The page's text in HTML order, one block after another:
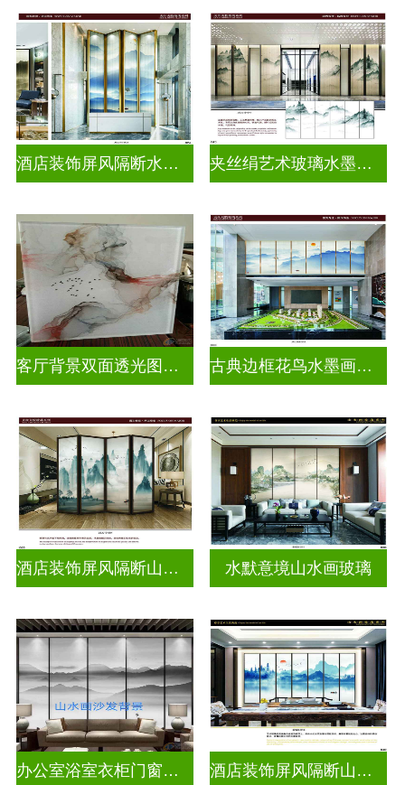
酒店装饰屏风隔断水墨山水画玻璃 夹丝绢艺术玻璃水墨画玻璃
客厅背景双面透光图案水墨画玻璃 古典边框花鸟水墨画玻璃
酒店装饰屏风隔断山水画玻璃 水默意境山水画玻璃
办公室浴室衣柜门窗户山水画玻璃 酒店装饰屏风隔断山水画玻璃